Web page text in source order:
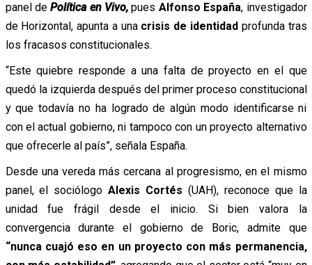
panel dePolítica en Vivo, pues Alfonso España, investigador
de Horizontal, apunta a una crisis de identidadprofunda tras
los fracasos constitucionales.
“Este quiebre responde a una falta de proyecto en el que
quedó la izquierda después del primer proceso constitucional
y que todavía no ha logrado de algún modo identificarse ni
con el actual gobierno, ni tampoco con un proyecto alternativo
que ofrecerle al país”, señala España.
Desde una vereda más cercana al progresismo, en el mismo
panel, el sociólogoAlexis Cortés (UAH), reconoce que la
unidad fue frágil desde el inicio. Si bien valora la
convergencia durante el gobierno de Boric, admite que
“nunca cuajó eso en un proyecto con más permanencia,